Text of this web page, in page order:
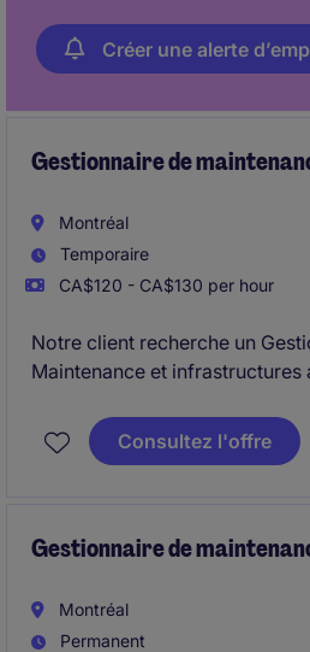
Créer une alerte
Gestionnaire de
Montréal
Temporaire
CA$120 - CA$130 per hour
Notre client recherche un
Maintenance et infrastructures
projets pour l'aéroport de
gérerez simultanément
intervenants impliqués.
Consultez l'offre
Gestionnaire de
Montréal
Permanent